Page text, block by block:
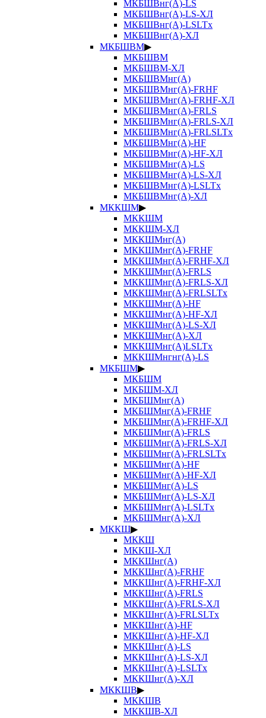
МКБШВнг(А)-LS
МКБШВнг(А)-LS-ХЛ
МКБШВнг(А)-LSLTx
МКБШВнг(А)-ХЛ
МКБШВМ▶
МКБШВМ
МКБШВМ-ХЛ
МКБШВМнг(А)
МКБШВМнг(А)-FRHF
МКБШВМнг(А)-FRHF-ХЛ
МКБШВМнг(А)-FRLS
МКБШВМнг(А)-FRLS-ХЛ
МКБШВМнг(А)-FRLSLTx
МКБШВМнг(А)-HF
МКБШВМнг(А)-HF-ХЛ
МКБШВМнг(А)-LS
МКБШВМнг(А)-LS-ХЛ
МКБШВМнг(А)-LSLTx
МКБШВМнг(А)-ХЛ
МККШМ▶
МККШМ
МККШМ-ХЛ
МККШМнг(А)
МККШМнг(А)-FRHF
МККШМнг(А)-FRHF-ХЛ
МККШМнг(А)-FRLS
МККШМнг(А)-FRLS-ХЛ
МККШМнг(А)-FRLSLTx
МККШМнг(А)-HF
МККШМнг(А)-HF-ХЛ
МККШМнг(А)-LS-ХЛ
МККШМнг(А)-ХЛ
МККШМнг(А)LSLTx
МККШМнгнг(А)-LS
МКБШМ▶
МКБШМ
МКБШМ-ХЛ
МКБШМнг(А)
МКБШМнг(А)-FRHF
МКБШМнг(А)-FRHF-ХЛ
МКБШМнг(А)-FRLS
МКБШМнг(А)-FRLS-ХЛ
МКБШМнг(А)-FRLSLTx
МКБШМнг(А)-HF
МКБШМнг(А)-HF-ХЛ
МКБШМнг(А)-LS
МКБШМнг(А)-LS-ХЛ
МКБШМнг(А)-LSLTx
МКБШМнг(А)-ХЛ
МККШ▶
МККШ
МККШ-ХЛ
МККШнг(А)
МККШнг(А)-FRHF
МККШнг(А)-FRHF-ХЛ
МККШнг(А)-FRLS
МККШнг(А)-FRLS-ХЛ
МККШнг(А)-FRLSLTx
МККШнг(А)-HF
МККШнг(А)-HF-ХЛ
МККШнг(А)-LS
МККШнг(А)-LS-ХЛ
МККШнг(А)-LSLTx
МККШнг(А)-ХЛ
МККШВ▶
МККШВ
МККШВ-ХЛ